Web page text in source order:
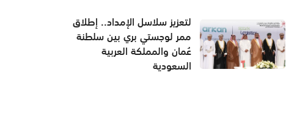
لتعزيز سلاسل الإمداد.. إطلاق
ممر لوجستي بري بين سلطنة
عُمان والمملكة العربية
السعودية